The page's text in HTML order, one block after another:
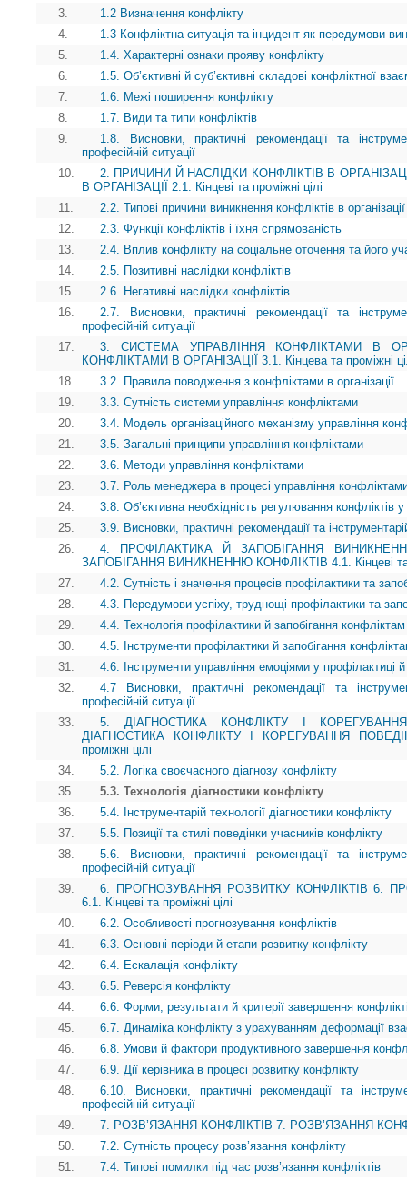
3.
1.2 Визначення конфлікту
4.
1.3 Конфліктна ситуація та інцидент як передумови
5.
1.4. Характерні ознаки прояву конфлікту
6.
1.5. Об’єктивні й суб’єктивні складові конфліктної
7.
1.6. Межі поширення конфлікту
8.
1.7. Види та типи конфліктів
9.
1.8. Висновки, практичні рекомендації та
професійній ситуації
10.
2. ПРИЧИНИ Й НАСЛІДКИ КОНФЛІКТІВ В
В ОРГАНІЗАЦІЇ 2.1. Кінцеві та проміжні цілі
11.
2.2. Типові причини виникнення конфліктів в організації
12.
2.3. Функції конфліктів і їхня спрямованість
13.
2.4. Вплив конфлікту на соціальне оточення та його
14.
2.5. Позитивні наслідки конфліктів
15.
2.6. Негативні наслідки конфліктів
16.
2.7. Висновки, практичні рекомендації та
професійній ситуації
17.
3. СИСТЕМА УПРАВЛІННЯ КОНФЛІКТАМИ В
КОНФЛІКТАМИ В ОРГАНІЗАЦІЇ 3.1. Кінцева та проміжні
18.
3.2. Правила поводження з конфліктами в організації
19.
3.3. Сутність системи управління конфліктами
20.
3.4. Модель організаційного механізму управління
21.
3.5. Загальні принципи управління конфліктами
22.
3.6. Методи управління конфліктами
23.
3.7. Роль менеджера в процесі управління
24.
3.8. Об’єктивна необхідність регулювання конфліктів
25.
3.9. Висновки, практичні рекомендації та
26.
4. ПРОФІЛАКТИКА Й ЗАПОБІГАННЯ
ЗАПОБІГАННЯ ВИНИКНЕННЮ КОНФЛІКТІВ 4.1. Кінцеві та
27.
4.2. Сутність і значення процесів профілактики та
28.
4.3. Передумови успіху, труднощі профілактики та
29.
4.4. Технологія профілактики й запобігання конфліктам
30.
4.5. Інструменти профілактики й запобігання
31.
4.6. Інструменти управління емоціями у профілактиці й
32.
4.7 Висновки, практичні рекомендації та
професійній ситуації
33.
5. ДІАГНОСТИКА КОНФЛІКТУ І
ДІАГНОСТИКА КОНФЛІКТУ І КОРЕГУВАННЯ
проміжні цілі
34.
5.2. Логіка своєчасного діагнозу конфлікту
35.
5.3. Технологія діагностики конфлікту
36.
5.4. Інструментарій технології діагностики конфлікту
37.
5.5. Позиції та стилі поведінки учасників конфлікту
38.
5.6. Висновки, практичні рекомендації та
професійній ситуації
39.
6. ПРОГНОЗУВАННЯ РОЗВИТКУ КОНФЛІКТІВ 6.
6.1. Кінцеві та проміжні цілі
40.
6.2. Особливості прогнозування конфліктів
41.
6.3. Основні періоди й етапи розвитку конфлікту
42.
6.4. Ескалація конфлікту
43.
6.5. Реверсія конфлікту
44.
6.6. Форми, результати й критерії завершення
45.
6.7. Динаміка конфлікту з урахуванням деформації
46.
6.8. Умови й фактори продуктивного завершення
47.
6.9. Дії керівника в процесі розвитку конфлікту
48.
6.10. Висновки, практичні рекомендації та
професійній ситуації
49.
7. РОЗВ’ЯЗАННЯ КОНФЛІКТІВ 7. РОЗВ’ЯЗАННЯ
50.
7.2. Сутність процесу розв’язання конфлікту
51.
7.4. Типові помилки під час розв’язання конфліктів